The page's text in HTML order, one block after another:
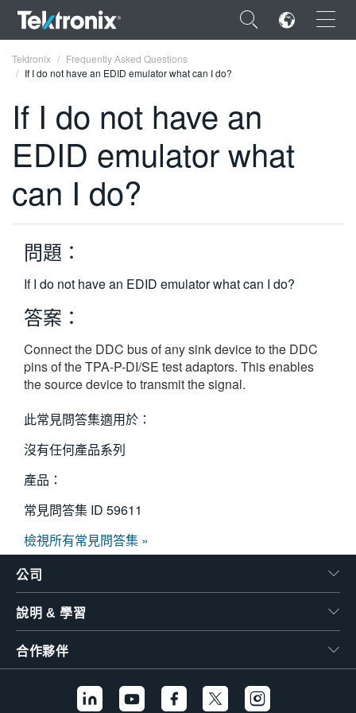
×
ENGLISH
FRANÇAIS
VIỆT NAM
简体中文
日本語
한국어
繁體中文
Tektronix
Frequently Asked Questions
If I do not have an EDID emulator what can I do?
If I do not have an
EDID emulator what
can I do?
問題：
If I do not have an EDID emulator what can I do?
答案：
Connect the DDC bus of any sink device to the DDC
pins of the TPA-P-DI/SE test adaptors. This enables
the source device to transmit the signal.
此常見問答集適用於：
沒有任何產品系列
產品：
常見問答集 ID 59611
檢視所有常見問答集 »
公司
說明 & 學習
合作夥伴